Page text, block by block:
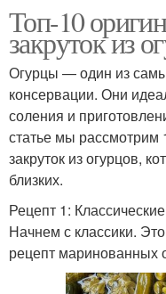
Топ-10
закруток из
Огурцы — один из
консервации. Они
соления и
статье мы рассмотрим
закруток из огурцов,
близких.
Рецепт 1:
Начнем с классики.
рецепт маринованных